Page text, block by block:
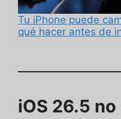
Tu iPhone puede
qué hacer antes de
iOS 26.5